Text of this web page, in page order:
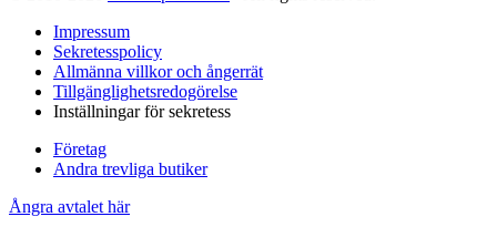
Impressum
Sekretesspolicy
Allmänna villkor och ångerrät
Tillgänglighetsredogörelse
Inställningar för sekretess
Företag
Andra trevliga butiker
Ångra avtalet här